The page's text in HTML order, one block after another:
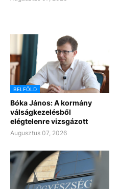
BELFÖLD
Bóka János: A kormány
válságkezelésből
elégtelenre vizsgázott
Augusztus 07, 2026